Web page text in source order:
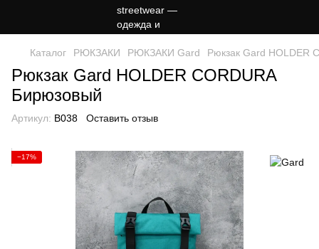
Каталог РЮКЗАКИ РЮКЗАКИ Gard Рюкзак Gard HOLDER
Рюкзак Gard HOLDER CORDURA
Бирюзовый
Артикул: B038 Оставить отзыв
−17%